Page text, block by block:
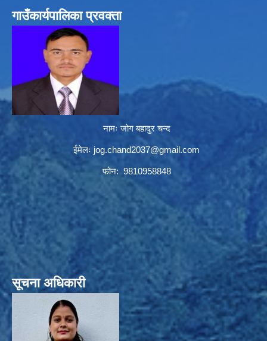
गाउँकार्यपालिका प्रवक्ता
नामः जोग बहादुर चन्द
ईमेलः jog.chand2037@gmail.com
फोन: 9810958848
सूचना अधिकारी